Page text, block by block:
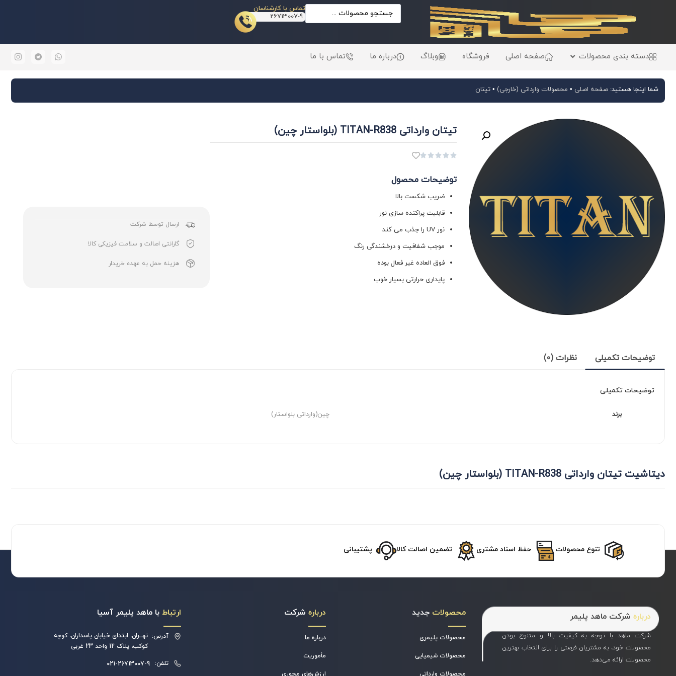
تماس با کارشناسان
26713007-9
دسته بندی محصولات صفحه اصلی فروشگاه وبلاگ درباره ما تماس با ما
شما اینجا هستید: صفحه اصلی • محصولات وارداتی (خارجی)• تیتان
تیتان وارداتی TITAN-R838 (بلواستار چین)





توضیحات محصول
ضریب شکست بالا
قابلیت پراکنده سازی نور
نور UV را جذب می کند
موجب شفافیت و درخشندگی رنگ
فوق العاده غیر فعال بوده
پایداری حرارتی بسیار خوب
ارسال توسط شرکت
گارانتی اصالت و سلامت فیزیکی کالا
هزینه حمل به عهده خریدار
توضیحات تکمیلی نظرات (0)
توضیحات تکمیلی
برند چین(وارداتی بلواستار)
دیتاشیت تیتان وارداتی TITAN-R838 (بلواستار چین)
تنوع محصولات حفظ اسناد مشتری تضمین اصالت کالا پشتیبانی
درباره شرکت ماهد پلیمر
شرکت ماهد با توجه به کیفیت بالا و متنوع بودن
محصولات خود، به مشتریان فرصتی را برای انتخاب بهترین
محصولات ارائه می‌دهد.
محصولات جدید
محصولات پلیمری
محصولات شیمیایی
محصولات وارداتی
درباره شرکت
درباره ما
مأموریت
ارزش‌های محوری
ارتباط با ماهد پلیمر آسیا
آدرس: تهــران، ابتدای خیابان پاسداران، کوچه
کوکب، پلاک 12 واحد 23 غربی
تلفن: 021-26713007-9